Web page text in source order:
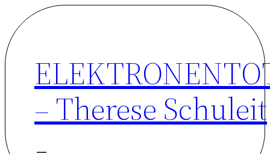
content
– Therese Schuleit